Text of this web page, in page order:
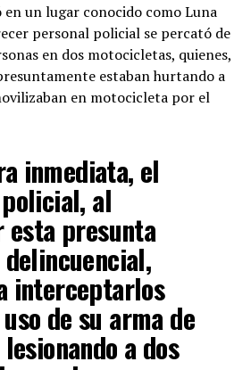
en un lugar conocido como Luna
personal policial se percató de
en dos motocicletas, quienes,
estaban hurtando a
en motocicleta por el
inmediata, el
al
esta presunta
interceptarlos
de su arma de
a dos